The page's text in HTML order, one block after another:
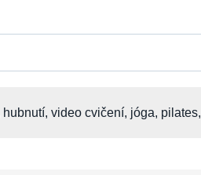
hubnutí, video cvičení, jóga, pilates,